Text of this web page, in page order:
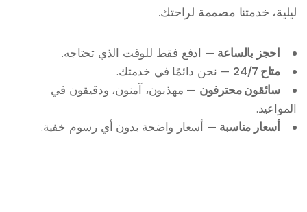
ليلية، خدمتنا مصممة لراحتك.
احجز بالساعة — ادفع فقط للوقت الذي تحتاجه.
متاح 24/7
— نحن دائمًا في خدمتك.
سائقون محترفون — مهذبون، آمنون، ودقيقون في
المواعيد.
أسعار مناسبة — أسعار واضحة بدون أي رسوم خفية.